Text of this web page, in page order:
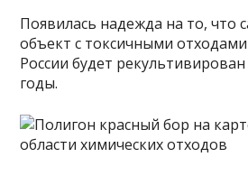
Появилась надежда на то, что
объект с токсичными
России будет
годы.